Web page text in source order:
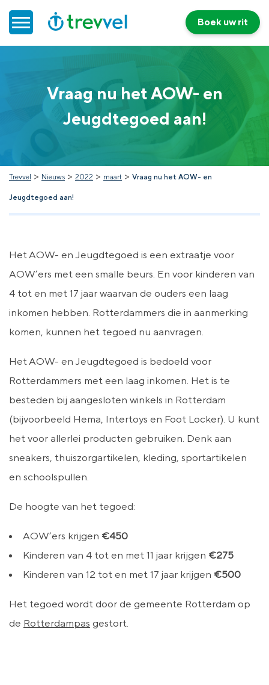
Doelgroepenvervoer
Nieuws
Contact
Boek uw rit
Vraag nu het AOW- en
Jeugdtegoed aan!
Trevvel > Nieuws > 2022 > maart > Vraag nu het AOW- en
Jeugdtegoed aan!
Het AOW- en Jeugdtegoed is een extraatje voor
AOW’ers met een smalle beurs. En voor kinderen van
4 tot en met 17 jaar waarvan de ouders een laag
inkomen hebben. Rotterdammers die in aanmerking
komen, kunnen het tegoed nu aanvragen.
Het AOW- en Jeugdtegoed is bedoeld voor
Rotterdammers met een laag inkomen. Het is te
besteden bij aangesloten winkels in Rotterdam
(bijvoorbeeld Hema, Intertoys en Foot Locker). U kunt
het voor allerlei producten gebruiken. Denk aan
sneakers, thuiszorgartikelen, kleding, sportartikelen
en schoolspullen.
De hoogte van het tegoed:
AOW’ers krijgen €450
Kinderen van 4 tot en met 11 jaar krijgen €275
Kinderen van 12 tot en met 17 jaar krijgen €500
Het tegoed wordt door de gemeente Rotterdam op
de Rotterdampas gestort.